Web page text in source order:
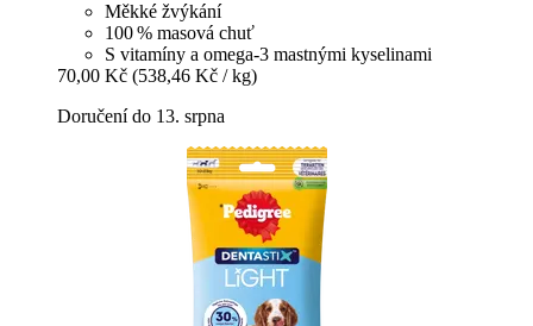
Měkké žvýkání
100 % masová chuť
S vitamíny a omega-3 mastnými kyselinami
70,00 Kč (538,46 Kč / kg)
Doručení do 13. srpna